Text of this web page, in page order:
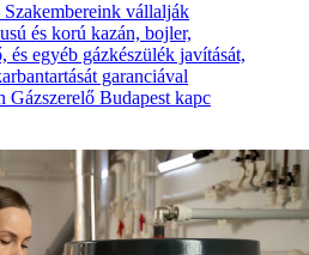
vállalják
és korú kazán, bojler,
egyéb gázkészülék javítását,
garanciával
Gázszerelő Budapest kapc